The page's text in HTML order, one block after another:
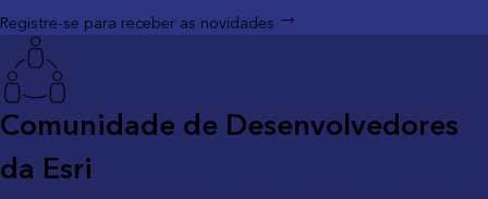
Registre-se para receber as novidades
Comunidade de Desenvolvedores
da Esri